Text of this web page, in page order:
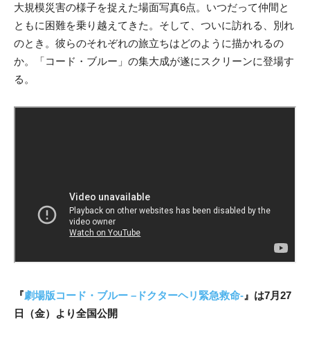
大規模災害の様子を捉えた場面写真6点。いつだって仲間と
ともに困難を乗り越えてきた。そして、ついに訪れる、別れ
のとき。彼らのそれぞれの旅立ちはどのように描かれるの
か。「コード・ブルー」の集大成が遂にスクリーンに登場す
る。
『劇場版コード・ブルー –ドクターヘリ緊急救命- 』は7月27
日（金）より全国公開